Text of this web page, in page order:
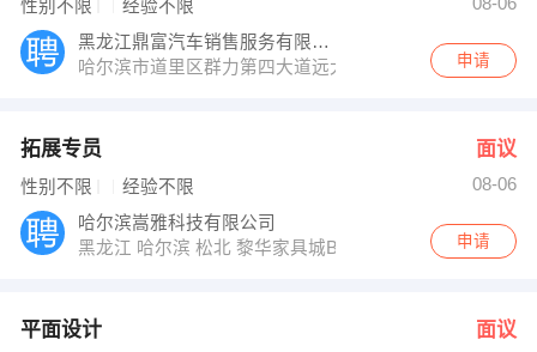
性别不限 经验不限
黑龙江鼎富汽车销售服务有限公司
哈尔滨市道里区群力第四大道远大商务公寓B座1414室
申请
拓展专员 面议
性别不限 经验不限
08-06
哈尔滨嵩雅科技有限公司
黑龙江 哈尔滨 松北 黎华家具城B座4楼
申请
平面设计 面议